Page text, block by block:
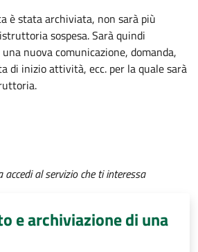
è stata archiviata, non sarà più
sospesa. Sarà quindi
nuova comunicazione, domanda,
di inizio attività, ecc. per la quale sarà
al servizio che ti interessa
e archiviazione di una